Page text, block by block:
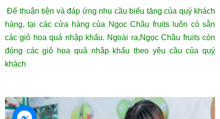
Để thuận tiện và đáp ứng nhu cầu biếu tặng của quý khách
hàng, tại các cửa hàng của Ngọc Châu fruits luôn có sẵn
các giỏ hoa quả nhập khẩu. Ngoài ra,Ngọc Châu fruits còn
đóng các giỏ hoa quả nhập khẩu theo yêu cầu của quý
khách